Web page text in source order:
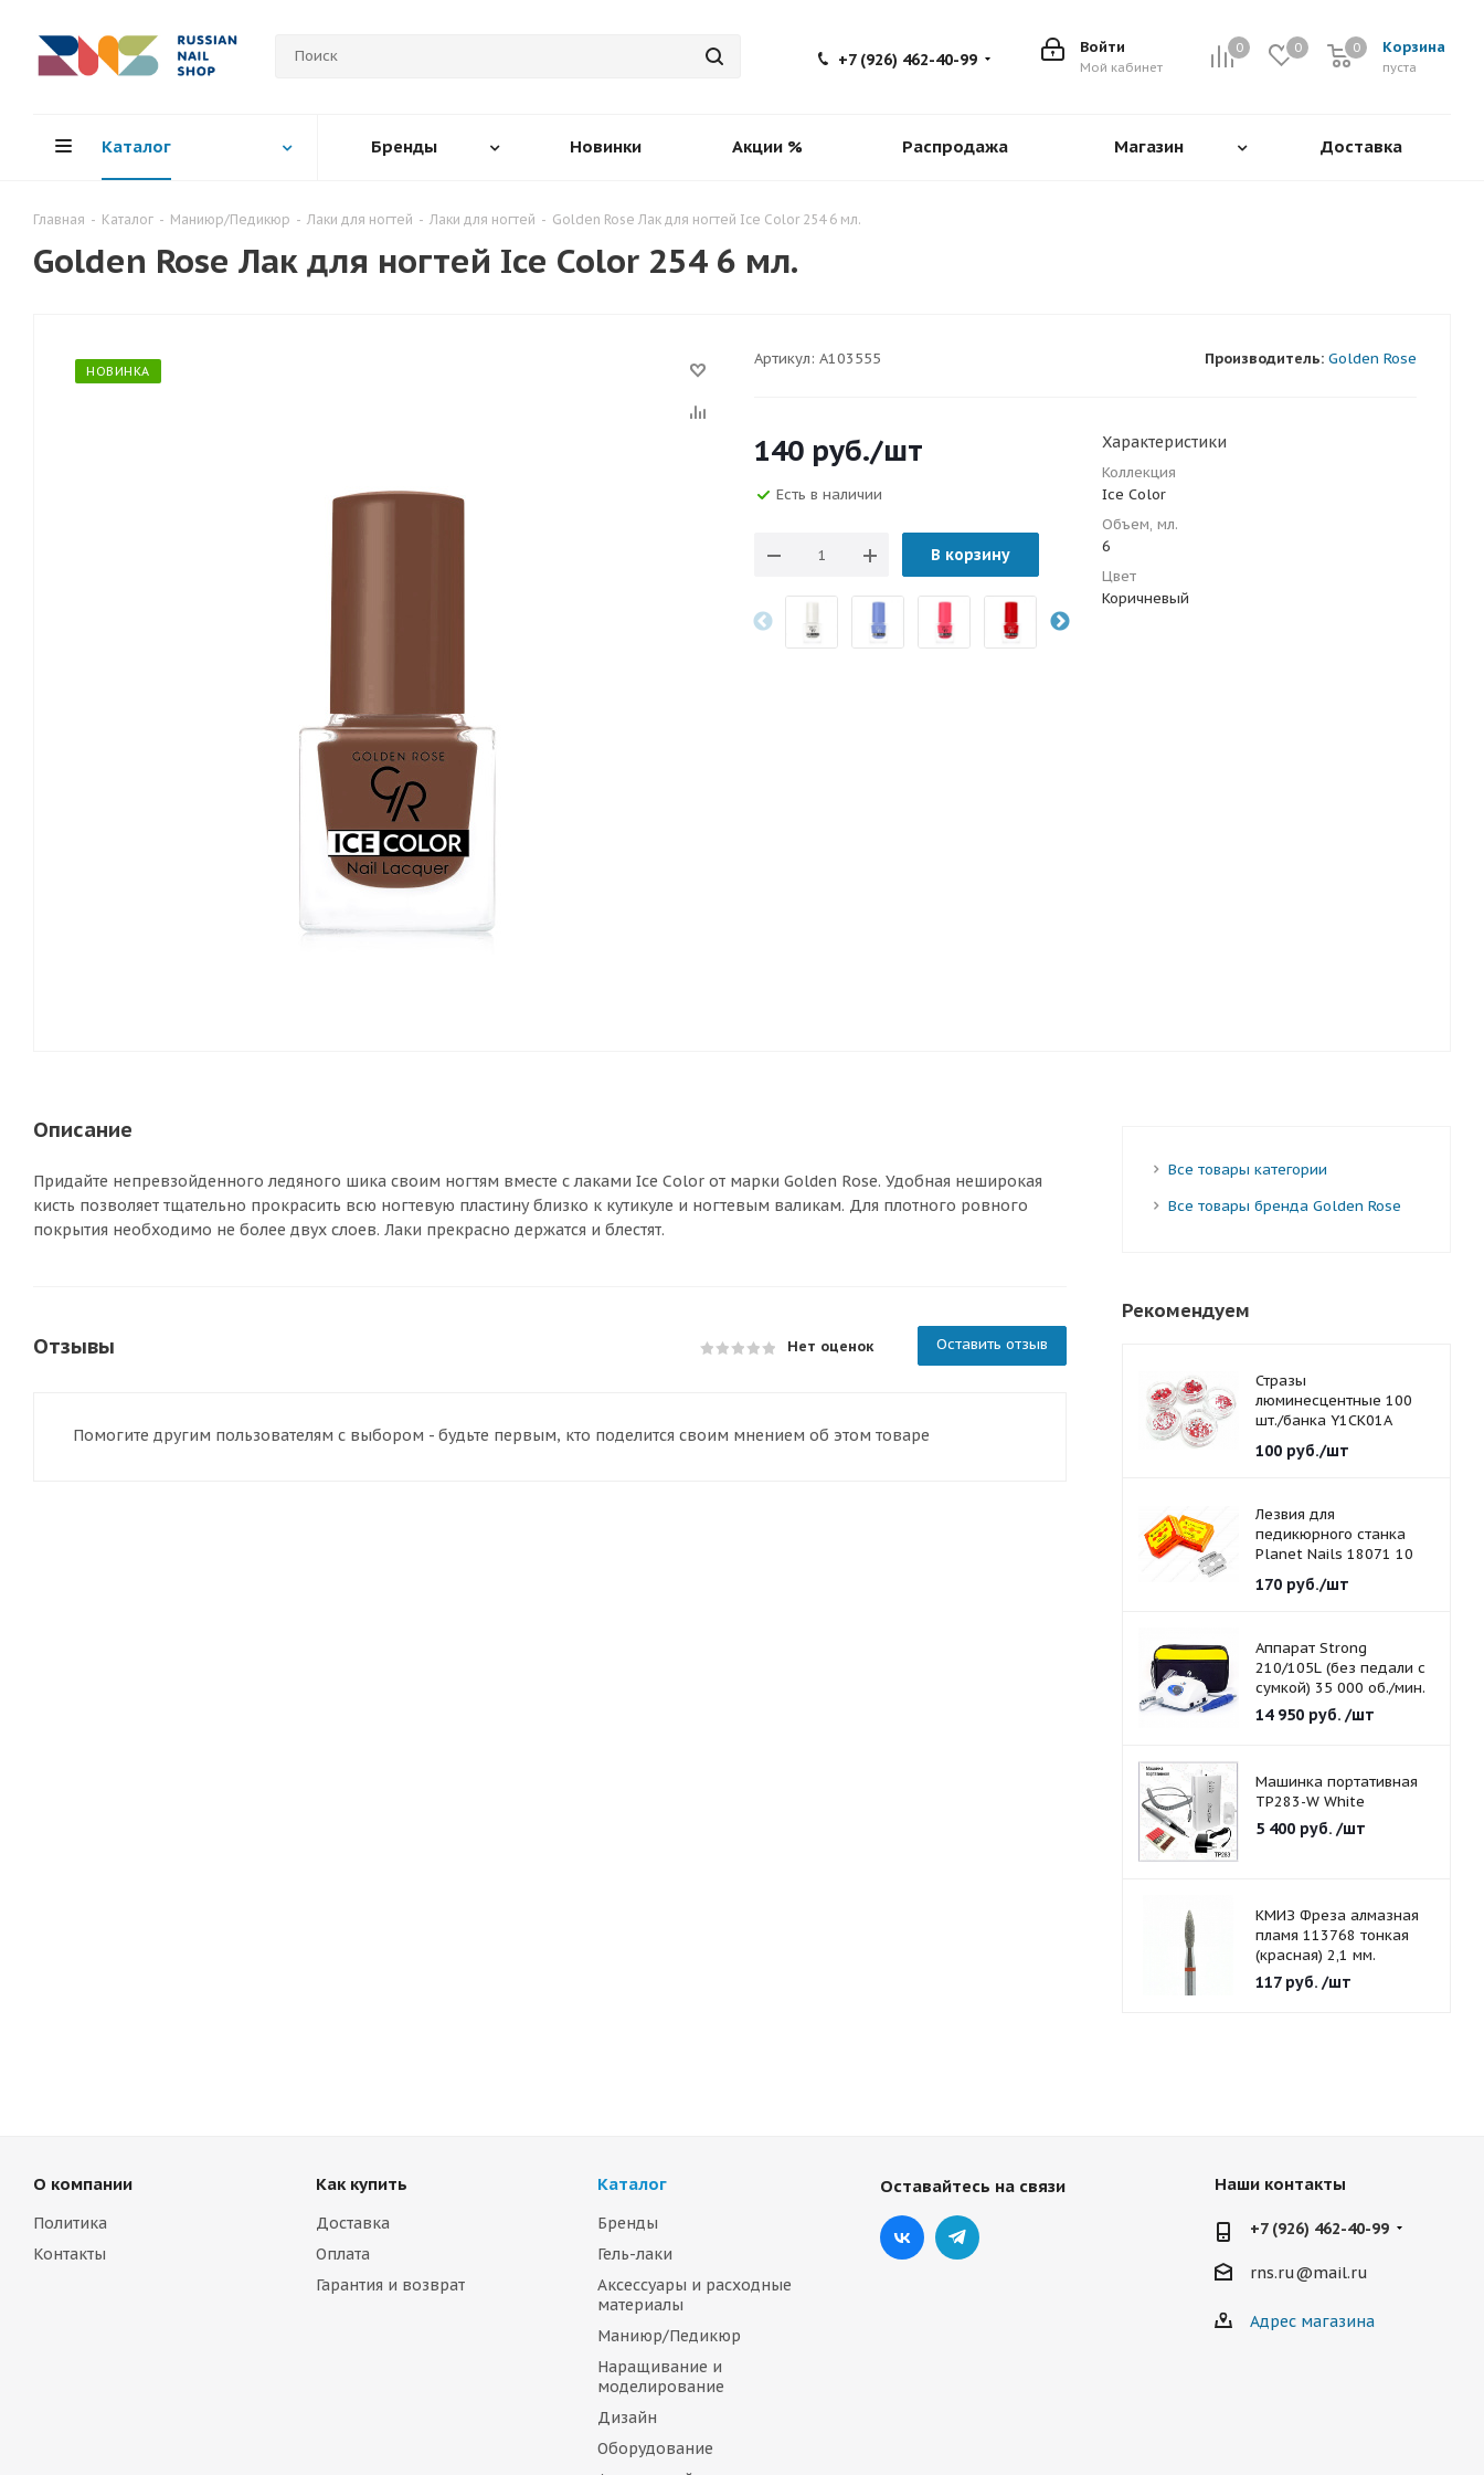
0 0 Корзина
0
пуста
0
Войти
Мой кабинет
+7 (926) 462-40-99
Каталог Бренды Новинки Акции % Распродажа Магазин Доставка
Главная - Каталог - Маниюр/Педикюр - Лаки для ногтей - Лаки для ногтей - Golden Rose Лак для ногтей Ice Color 254 6 мл.
Golden Rose Лак для ногтей Ice Color 254 6 мл.
НОВИНКА
Артикул: A103555 Производитель: Golden Rose
140 руб./шт
Есть в наличии
В корзину
Характеристики
Коллекция
Ice Color
Объем, мл.
6
Цвет
Коричневый
Описание
Придайте непревзойденного ледяного шика своим ногтям вместе с лаками Ice Color от марки Golden Rose. Удобная неширокая
кисть позволяет тщательно прокрасить всю ногтевую пластину близко к кутикуле и ногтевым валикам. Для плотного ровного
покрытия необходимо не более двух слоев. Лаки прекрасно держатся и блестят.
Отзывы Нет оценок Оставить отзыв
Помогите другим пользователям с выбором - будьте первым, кто поделится своим мнением об этом товаре
Все товары категории
Все товары бренда Golden Rose
Рекомендуем
Стразы
люминесцентные 100
шт./банка Y1CK01A
красные 1,5 мм.
100руб./шт
Лезвия для
педикюрного станка
Planet Nails 18071 10
170руб./шт
Аппарат Strong
210/105L (без педали с
сумкой) 35 000 об./мин.
14 950руб. /шт
Машинка портативная
TP283-W White
5 400руб. /шт
КМИЗ Фреза алмазная
пламя 113768 тонкая
(красная) 2,1 мм.
117руб. /шт
О компании
Политика
Контакты
Как купить
Доставка
Оплата
Гарантия и возврат
Каталог
Бренды
Гель-лаки
Аксессуары и расходные
материалы
Маниюр/Педикюр
Наращивание и
моделирование
Дизайн
Оборудование
Оставайтесь на связи Наши контакты
+7 (926) 462-40-99
rns.ru@mail.ru
Адрес магазина